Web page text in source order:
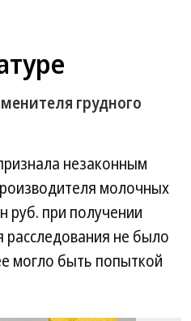
грудного
незаконным
молочных
руб. при получении
расследования не было
могло быть попыткой